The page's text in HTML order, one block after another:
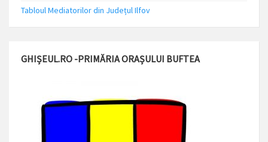
Tabloul Mediatorilor din Județul Ilfov
GHIȘEUL.RO -PRIMĂRIA ORAȘULUI BUFTEA